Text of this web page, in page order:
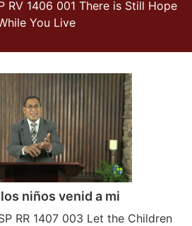
RV 1406 001 There is Still Hope
You Live
niños venid a mi
RR 1407 003 Let the Children